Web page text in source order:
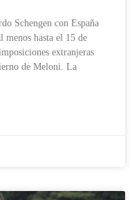
Schengen con España
menos hasta el 15 de
extranjeras
de Meloni. La